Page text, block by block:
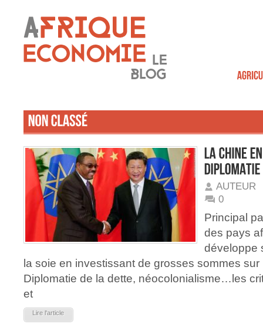
AUTEUR
0
Principal
des pays
développe
la soie en investissant de grosses sommes sur
Diplomatie de la dette, néocolonialisme…les
et
Lire l'article